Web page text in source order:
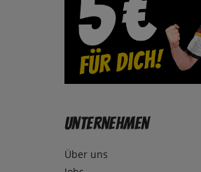
Unternehmen
Über uns